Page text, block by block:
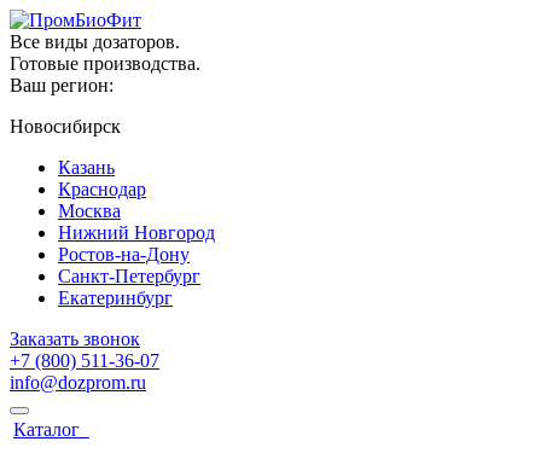
Все виды дозаторов.
Готовые производства.
Ваш регион:
Новосибирск
Казань
Краснодар
Москва
Нижний Новгород
Ростов-на-Дону
Санкт-Петербург
Екатеринбург
Заказать звонок
+7 (800) 511-36-07
info@dozprom.ru
Каталог